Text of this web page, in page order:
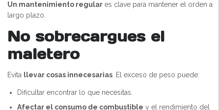
Un mantenimiento regular es clave para mantener el orden a
largo plazo.
No sobrecargues el
maletero
Evita llevar cosas innecesarias . El exceso de peso puede:
Dificultar encontrar lo que necesitas.
Afectar el consumo de combustible y el rendimiento del